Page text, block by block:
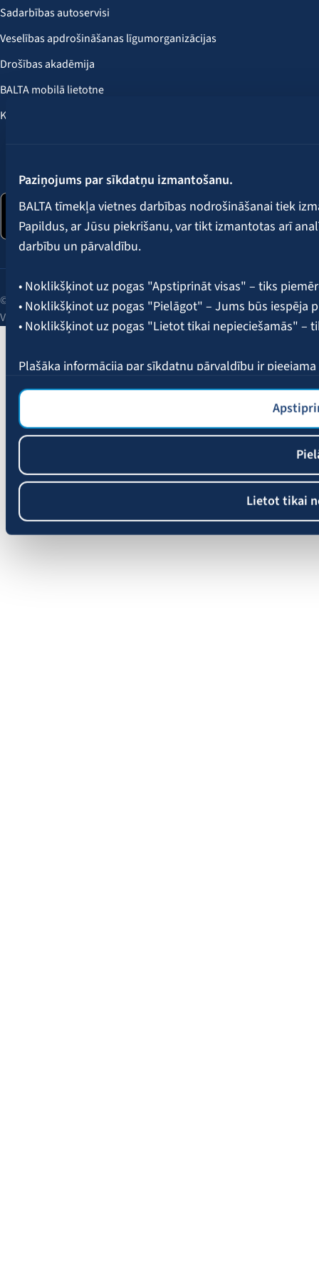
Paziņojums par sīkdatņu izmantošanu.
BALTA tīmekļa vietnes darbības nodrošināšanai tiek
Papildus, ar Jūsu piekrišanu, var tikt izmantotas arī
darbību un pārvaldību.
• Noklikšķinot uz pogas "Apstiprināt visas" – tiks
• Noklikšķinot uz pogas "Pielāgot" – Jums būs iespēja
• Noklikšķinot uz pogas "Lietot tikai nepieciešamās" –
Plašāka informācija par sīkdatņu pārvaldību ir pieejama
Lietot tikai
Sadarbības autoservisi
Veselības apdrošināšanas līgumorganizācijas
Drošības akadēmija
BALTA mobilā lietotne
Klientu labumi
© 2026 AAS BALTA | Skanstes iela 25, Rīga, LV-1013, Latvija.
Vienotais reģ. Nr. 40003049409.